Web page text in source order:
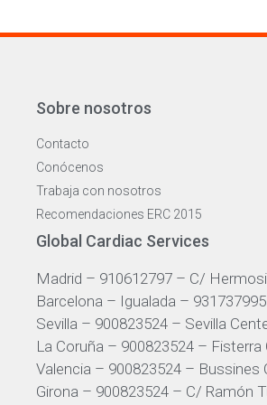
Sobre nosotros
Contacto
Conócenos
Trabaja con nosotros
Recomendaciones ERC 2015
Global Cardiac Services
Madrid – 910612797 – C/
Barcelona – Igualada –
Sevilla – 900823524 – Sevilla
La Coruña – 900823524 –
Valencia – 900823524 – Bussines
Girona – 900823524 – C/ Ramón